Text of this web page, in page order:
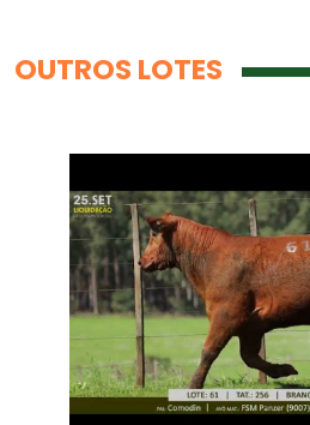
OUTROS LOTES